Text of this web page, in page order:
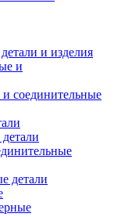
и изделия
и
соединительные
детали